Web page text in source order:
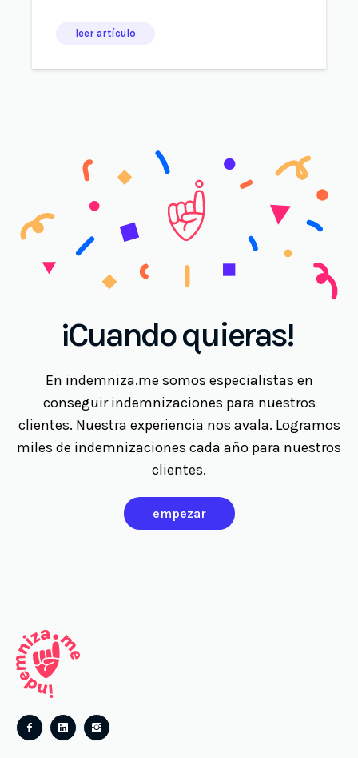
leer artículo
¡Cuando quieras!
En indemniza.me somos especialistas en
conseguir indemnizaciones para nuestros
clientes. Nuestra experiencia nos avala. Logramos
miles de indemnizaciones cada año para nuestros
clientes.
empezar
Follow
Follow